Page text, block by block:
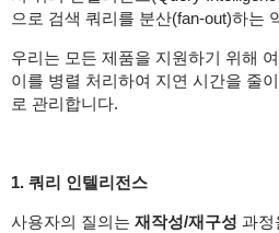
으로 검색 쿼리를 분산(fan-out)하는
우리는 모든 제품을 지원하기 위해
이를 병렬 처리하여 지연 시간을 줄
로 관리합니다.
1. 쿼리 인텔리전스
사용자의 질의는 재작성/재구성 과정